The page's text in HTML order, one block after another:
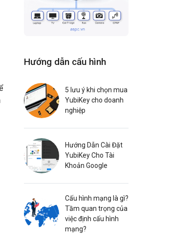
Hướng dẫn cấu hình
5 lưu ý khi chọn mua
YubiKey cho doanh
nghiệp
Hướng Dẫn Cài Đặt
YubiKey Cho Tài
Khoản Google
Cấu hình mạng là gì?
Tầm quan trọng của
việc định cấu hình
mạng?